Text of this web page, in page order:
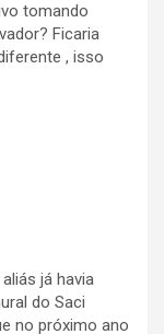
tomando
Ficaria
, isso
já havia
do Saci
no próximo ano